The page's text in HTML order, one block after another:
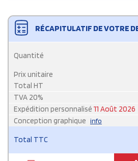
RÉCAPITULATIF DE VOTRE
Quantité
Prix unitaire
Total HT
TVA 20%
Expédition personnalisé 11 Août 2026
Conception graphique info
Total TTC